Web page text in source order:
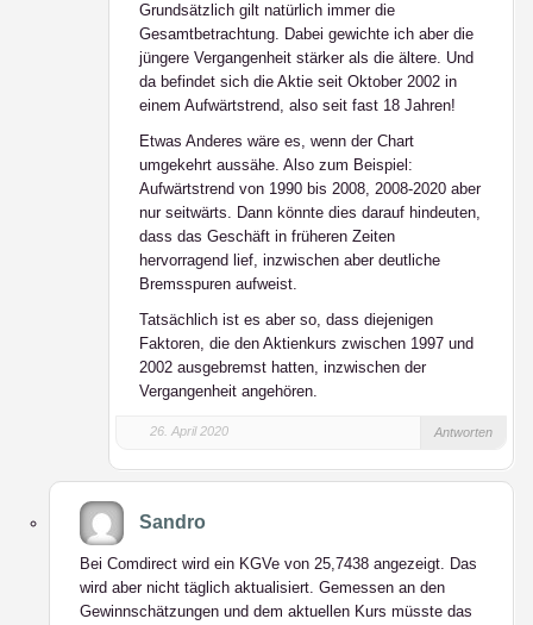
Grundsätzlich gilt natürlich immer die
Gesamtbetrachtung. Dabei gewichte ich aber die
jüngere Vergangenheit stärker als die ältere. Und
da befindet sich die Aktie seit Oktober 2002 in
einem Aufwärtstrend, also seit fast 18 Jahren!
Etwas Anderes wäre es, wenn der Chart
umgekehrt aussähe. Also zum Beispiel:
Aufwärtstrend von 1990 bis 2008, 2008-2020 aber
nur seitwärts. Dann könnte dies darauf hindeuten,
dass das Geschäft in früheren Zeiten
hervorragend lief, inzwischen aber deutliche
Bremsspuren aufweist.
Tatsächlich ist es aber so, dass diejenigen
Faktoren, die den Aktienkurs zwischen 1997 und
2002 ausgebremst hatten, inzwischen der
Vergangenheit angehören.
26. April 2020 Antworten
Sandro
Bei Comdirect wird ein KGVe von 25,7438 angezeigt. Das
wird aber nicht täglich aktualisiert. Gemessen an den
Gewinnschätzungen und dem aktuellen Kurs müsste das